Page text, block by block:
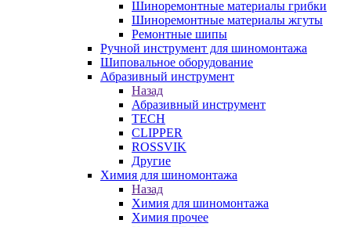
Шиноремонтные материалы грибки
Шиноремонтные материалы жгуты
Ремонтные шипы
Ручной инструмент для шиномонтажа
Шиповальное оборудование
Абразивный инструмент
Назад
Абразивный инструмент
TECH
CLIPPER
ROSSVIK
Другие
Химия для шиномонтажа
Назад
Химия для шиномонтажа
Химия прочее